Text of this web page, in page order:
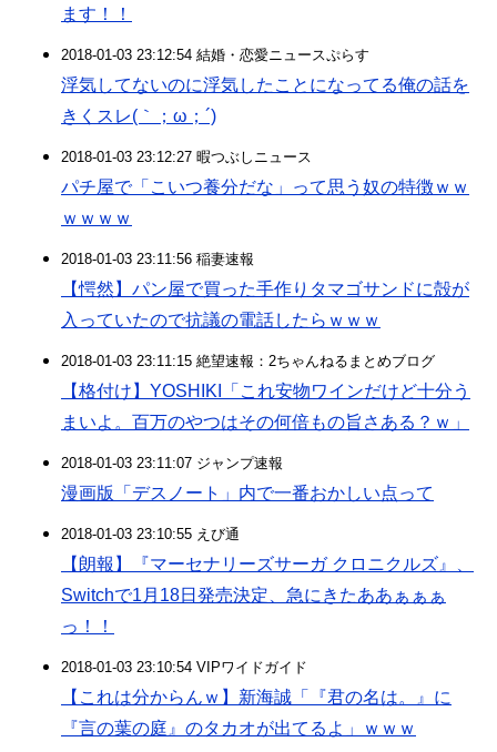
ます！！
2018-01-03 23:12:54 結婚・恋愛ニュースぷらす
浮気してないのに浮気したことになってる俺の話を
きくスレ(｀；ω；´)
2018-01-03 23:12:27 暇つぶしニュース
パチ屋で「こいつ養分だな」って思う奴の特徴ｗｗ
ｗｗｗｗ
2018-01-03 23:11:56 稲妻速報
【愕然】パン屋で買った手作りタマゴサンドに殻が
入っていたので抗議の電話したらｗｗｗ
2018-01-03 23:11:15 絶望速報：2ちゃんねるまとめブログ
【格付け】YOSHIKI「これ安物ワインだけど十分う
まいよ。百万のやつはその何倍もの旨さある？ｗ」
2018-01-03 23:11:07 ジャンプ速報
漫画版「デスノート」内で一番おかしい点って
2018-01-03 23:10:55 えび通
【朗報】『マーセナリーズサーガ クロニクルズ』、
Switchで1月18日発売決定、急にきたああぁぁぁ
っ！！
2018-01-03 23:10:54 VIPワイドガイド
【これは分からんｗ】新海誠「『君の名は。』に
『言の葉の庭』のタカオが出てるよ」ｗｗｗ